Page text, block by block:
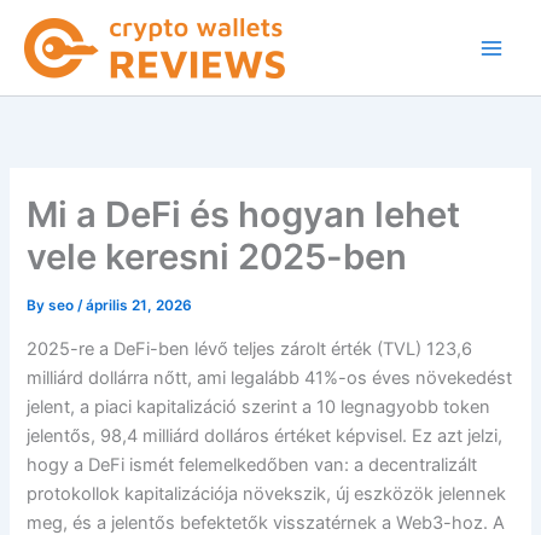
content
Mi a DeFi és hogyan lehet
vele keresni 2025-ben
Byseo/április 21, 2026
2025-re a DeFi-ben lévő teljes zárolt érték (TVL) 123,6
milliárd dollárra nőtt, ami legalább 41%-os éves növekedést
jelent, a piaci kapitalizáció szerint a 10 legnagyobb token
jelentős, 98,4 milliárd dolláros értéket képvisel. Ez azt jelzi,
hogy a DeFi ismét felemelkedőben van: a decentralizált
protokollok kapitalizációja növekszik, új eszközök jelennek
meg, és a jelentős befektetők visszatérnek a Web3-hoz. A